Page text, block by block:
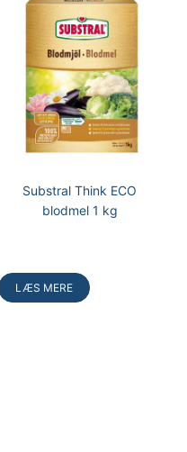
Substral Think ECO
blodmel 1 kg
kurv
LÆS MERE